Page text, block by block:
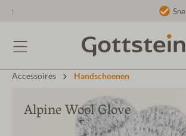
Snelle levering voor €4,90
Accessoires Handschoenen
Alpine Wool Glove